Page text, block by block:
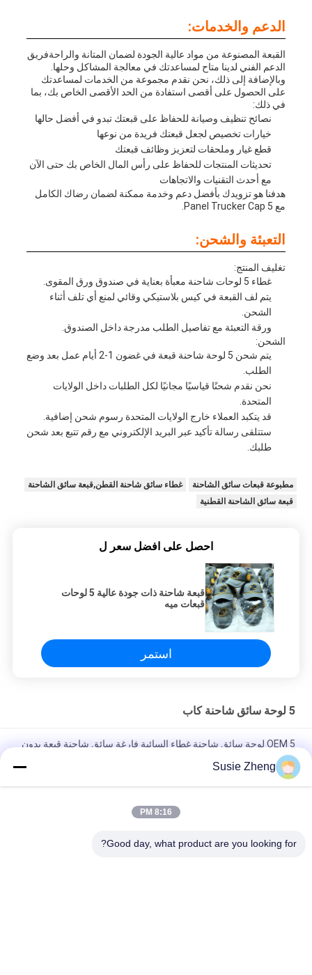
الدعم والخدمات:
القبعة المصنوعة من مواد عالية الجودة لضمان المتانة والراحةفريق
الدعم الفني لدينا متاح لمساعدتك في معالجة المشاكل وحلها.
وبالإضافة إلى ذلك، نحن نقدم مجموعة من الخدمات لمساعدتك
على الحصول على أقصى استفادة من الحد الأقصى الخاص بك، بما
في ذلك:
نصائح تنظيف وصيانة للحفاظ على قبعتك تبدو في أفضل حالها
خيارات تخصيص لجعل قبعتك فريدة من نوعها
قطع غيار وملحقات لتعزيز وظائف قبعتك
تحديثات المنتجات للحفاظ على رأس المال الخاص بك حتى الآن
مع أحدث التقنيات والاتجاهات
هدفنا هو تزويدك بأفضل دعم وخدمة ممكنة لضمان رضاك الكامل
مع 5 Panel Trucker Cap.
التعبئة والشحن:
تغليف المنتج:
غطاء 5 لوحات شاحنة معبأة بعناية في صندوق ورق المقوى.
يتم لف القبعة في كيس بلاستيكي وقائي لمنع أي تلف أثناء
الشحن.
ورقة التعبئة مع تفاصيل الطلب مدرجة داخل الصندوق.
الشحن:
يتم شحن 5 لوحة شاحنة قبعة في غضون 1-2 أيام عمل بعد وضع
الطلب.
نحن نقدم شحنًا قياسيًا مجانيًا لكل الطلبات داخل الولايات
المتحدة.
قد يتكبد العملاء خارج الولايات المتحدة رسوم شحن إضافية.
ستتلقى رسالة تأكيد عبر البريد الإلكتروني مع رقم تتبع بعد شحن
طلبك.
مطبوعة قبعات سائق الشاحنة
غطاء سائق شاحنة القطن,قبعة سائق الشاحنة
قبعة سائق الشاحنة القطنية
احصل على افضل سعر ل
قبعة شاحنة ذات جودة عالية 5 لوحات
قبعات ميه
استمر
5 لوحة سائق شاحنة كاب
OEM 5 لوحة سائق شاحنة غطاء السائبة فارغة سائق شاحنة قبعة بدون
شعار
الرياضة في الهواء الطلق تيل 5 لوحة سائق شاحنة كاب / قبعات الهيب
Gorras شبكة فارغة قناع قبعة
Susie Zheng
8:16 PM
Good day, what product are you looking for?